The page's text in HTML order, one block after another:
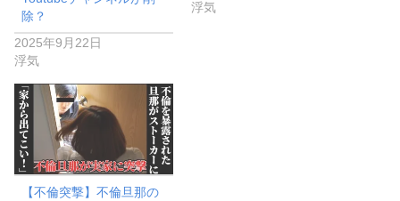
除？
2025年9月22日
浮気
浮気
【不倫突撃】不倫旦那の